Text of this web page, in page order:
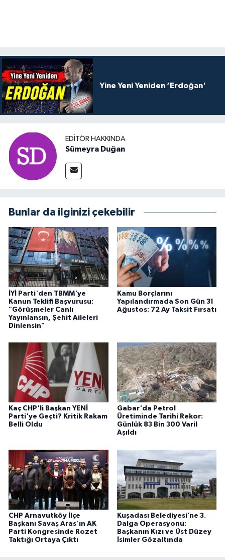
Yine Yeni Yeniden ‘Erdoğan'
EDITÖR HAKKINDA
Sümeyra Duğan
Bunlar da ilginizi çekebilir
İYİ Parti'den TBMM'ye
Kanun Teklifi Başvurusu:
"Görüşmeler Canlı
Yayınlansın, Şehit Aileleri
Dinlensin"
Kamu Borçlarını
Yapılandırmada Son Gün 31
Ağustos: 72 Ay Taksit Fırsatı
Kaç CHP'li Başkan YENİ
Parti'ye Geçti? Kritik Rakam
Belli Oldu
Gabar'da Petrol
Üretiminde Tarihi Rekor:
Günlük 83 Bin 300 Varil
Aşıldı
CHP Arnavutköy İlçe
Başkanı Savaş Aras'ın AK
Parti Kongresinde Rozet
Taktığı Ortaya Çıktı
Kuşadası Belediyesi’ne 3.
Dalga Operasyonu:
Başkanın Kızı ve Üst Düzey
İsimler Gözaltında